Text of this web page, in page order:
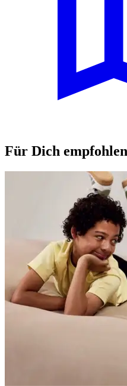
Für Dich empfohlen